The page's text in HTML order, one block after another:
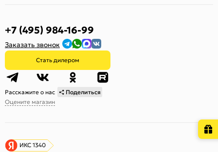
+7 (495) 984-16-99
Заказать звонок
Стать дилером
Расскажите о нас
Поделиться
Оцените магазин
ИКС 1340